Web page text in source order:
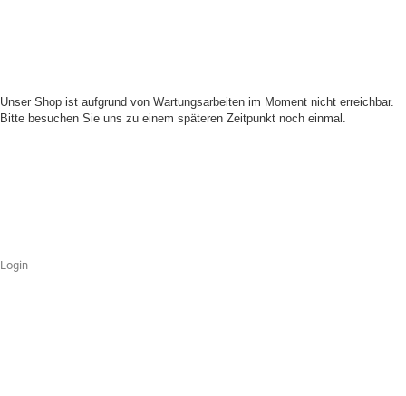
Unser Shop ist aufgrund von Wartungsarbeiten im Moment nicht erreichbar.
Bitte besuchen Sie uns zu einem späteren Zeitpunkt noch einmal.
Login